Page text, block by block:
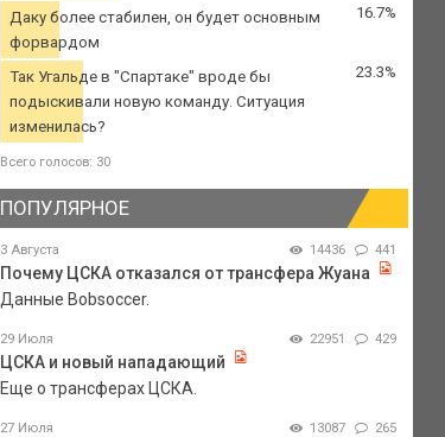
Даку более стабилен, он будет основным
форвардом
16.7%
Так Угальде в "Спартаке" вроде бы
подыскивали новую команду. Ситуация
изменилась?
23.3%
Всего голосов: 30
ПОПУЛЯРНОЕ
3 Августа 14436 441
Почему ЦСКА отказался от трансфера Жуана
Данные Bobsoccer.
29 Июля 22951 429
ЦСКА и новый нападающий
Еще о трансферах ЦСКА.
27 Июля 13087 265